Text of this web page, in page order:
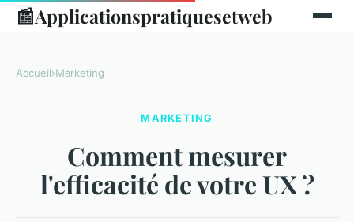
📰Applicationspratiquesetweb
Accueil›Marketing
MARKETING
Comment mesurer
l'efficacité de votre UX ?